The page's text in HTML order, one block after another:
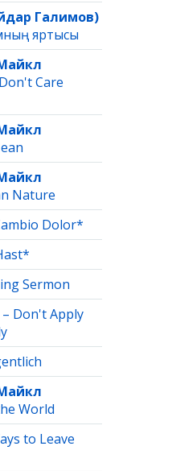
Галимов)
яртысы
Care
Nature
Dolor*
Sermon
– Don't Apply
World
to Leave